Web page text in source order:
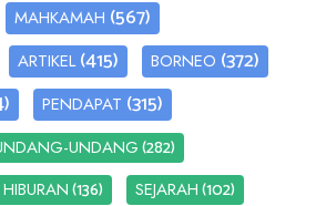
MAHKAMAH (567)
ARTIKEL (415) BORNEO (372)
PENDAPAT (315)
UNDANG(282)
HIBURAN(136) SEJARAH(102)